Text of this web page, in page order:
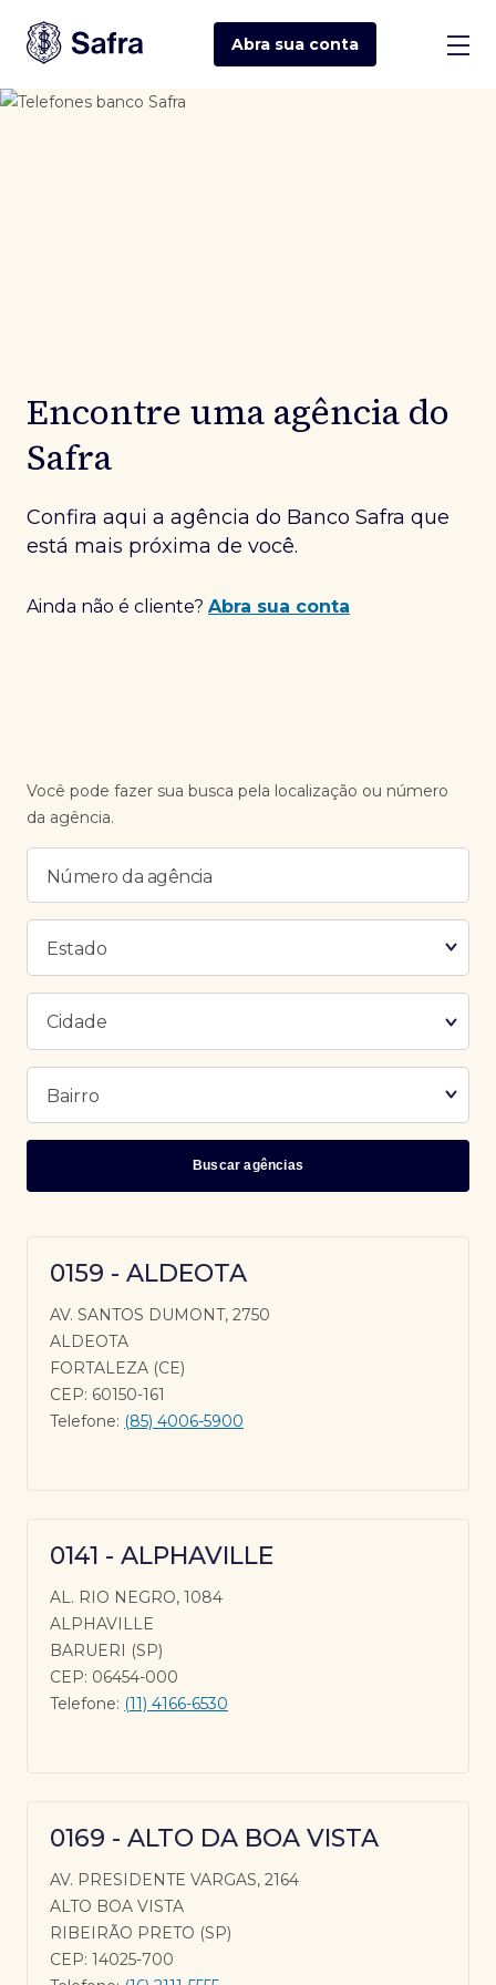
Abra sua conta
Encontre uma agência do
Safra
Confira aqui a agência do Banco Safra que
está mais próxima de você.
Ainda não é cliente? Abra sua conta
Você pode fazer sua busca pela localização ou número
da agência.
Número da agência
Buscar agências
0159 - ALDEOTA
AV. SANTOS DUMONT, 2750
ALDEOTA
FORTALEZA (CE)
CEP: 60150-161
Telefone: (85) 4006-5900
0141 - ALPHAVILLE
AL. RIO NEGRO, 1084
ALPHAVILLE
BARUERI (SP)
CEP: 06454-000
Telefone: (11) 4166-6530
0169 - ALTO DA BOA VISTA
AV. PRESIDENTE VARGAS, 2164
ALTO BOA VISTA
RIBEIRÃO PRETO (SP)
CEP: 14025-700